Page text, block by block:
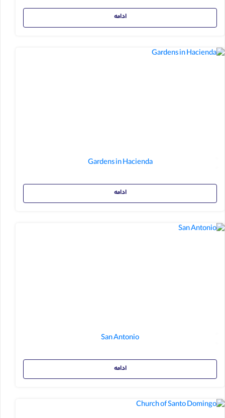
ادامه
Gardens in Hacienda
ادامه
San Antonio
ادامه